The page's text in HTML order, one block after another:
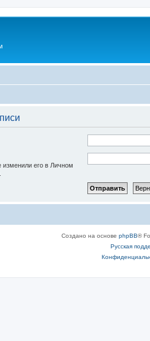
его в Личном
Создано на основе phpBB®
Русская